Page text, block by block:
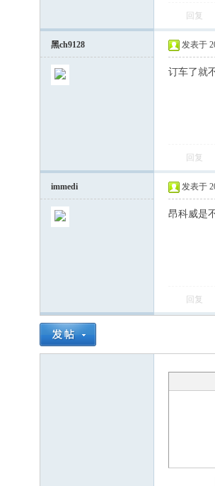
回复
黑ch9128 发表于
订车了就
回复
immedi 发表于
昂科威是
回复